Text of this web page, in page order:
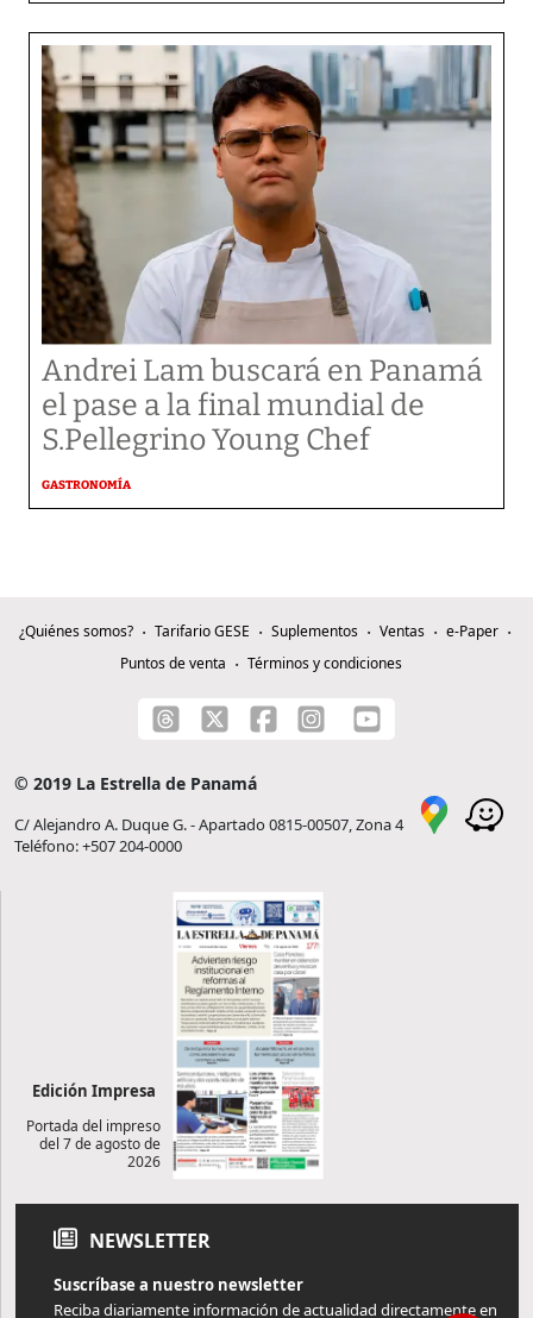
Andrei Lam buscará en Panamá
el pase a la final mundial de
S.Pellegrino Young Chef
GASTRONOMÍA
¿Quiénes somos? Tarifario GESE Suplementos Ventas
e-Paper
Puntos de venta
Términos y condiciones
© 2019 La Estrella de Panamá
C/ Alejandro A. Duque G. - Apartado 0815-00507, Zona 4
Teléfono: +507 204-0000
Edición Impresa
Portada del impreso
del 7 de agosto de
2026
NEWSLETTER
Suscríbase a nuestro newsletter
Reciba diariamente información de actualidad directamente en